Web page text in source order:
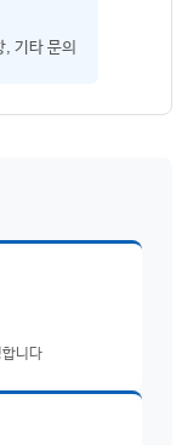
기타 문의
니다